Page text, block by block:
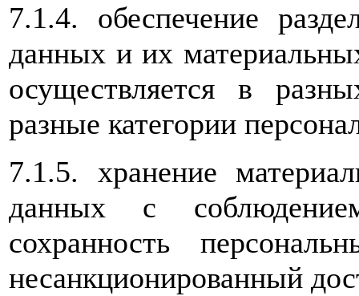
7.1.4. обеспечение
данных и их
осуществляется в
разные категории
7.1.5. хранение
данных с
сохранность
несанкционированный